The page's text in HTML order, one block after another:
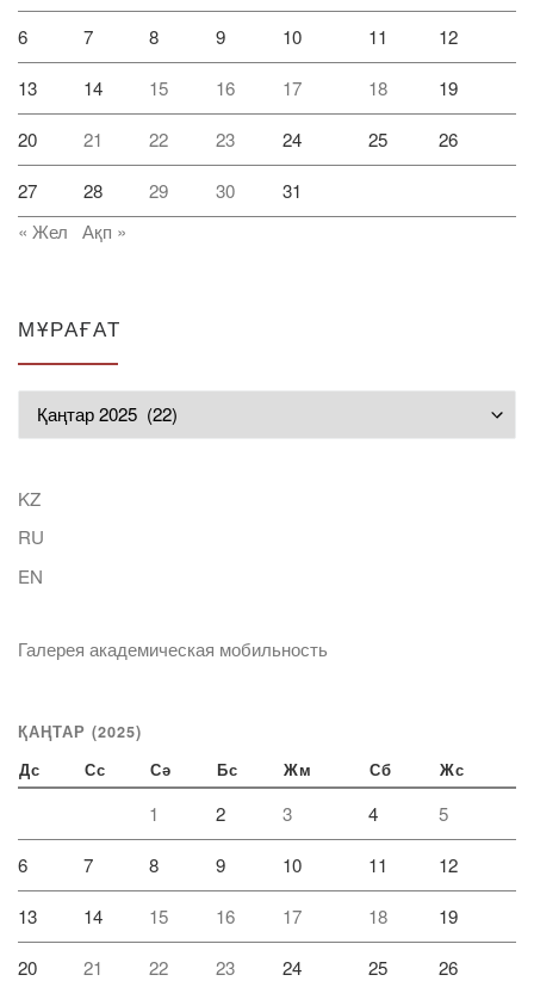
6 7 8 9 10 11 12
13 14 15 16 17 18 19
20 21 22 23 24 25 26
27 28 29 30
31
« Жел
Ақп »
МҰРАҒАТ
KZ
RU
EN
Галерея академическая мобильность
ҚАҢТАР (2025)
Дс Сс Сә Бс Жм Сб Жс
1 2 3 4 5
6 7 8 9 10 11 12
13 14 15 16 17 18 19
20 21 22 23 24 25 26